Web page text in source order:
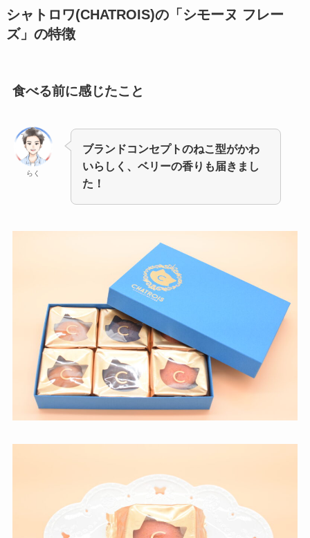
シャトロワ(CHATROIS)の「シモーヌ フレー
ズ」 の特徴
食べる前に感じたこと
らく
ブランドコンセプトのねこ型がかわ
いらしく、ベリーの香りも届きまし
た！